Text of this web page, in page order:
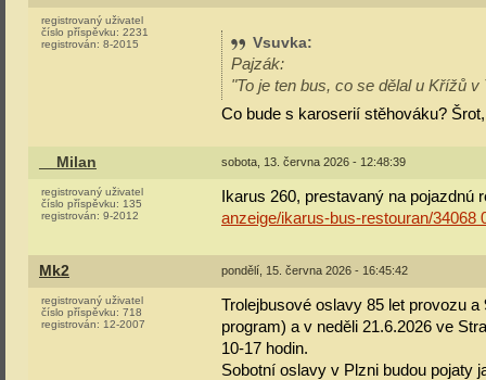
registrovaný uživatel
číslo příspěvku: 2231
registrován: 8-2015 Vsuvka:
Pajzák:
"To je ten bus, co se dělal u Křížů
Co bude s karoserií stěhováku?
__Milan sobota, 13. června 2026 - 12:48:39
registrovaný uživatel
číslo příspěvku: 135
registrován: 9-2012
Ikarus 260, prestavaný na
anzeige/ikarus-bus-restouran/34068
Mk2 pondělí, 15. června 2026 - 16:45:42
registrovaný uživatel
číslo příspěvku: 718
registrován: 12-2007
Trolejbusové oslavy 85 let provozu
program) a v neděli 21.6.2026 ve
10-17 hodin.
Sobotní oslavy v Plzni budou pojaty